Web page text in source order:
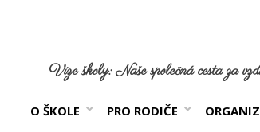
Vize školy: Naše společná cesta za
O ŠKOLE PRO RODIČE